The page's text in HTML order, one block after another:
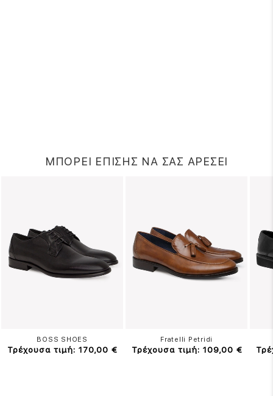
ΜΠΟΡΕΙ ΕΠΙΣΗΣ ΝΑ ΣΑΣ ΑΡΕΣΕΙ
BOSS SHOES
Τρέχουσα τιμή: 170,00 €
Fratelli Petridi
Τρέχουσα τιμή: 109,00 €